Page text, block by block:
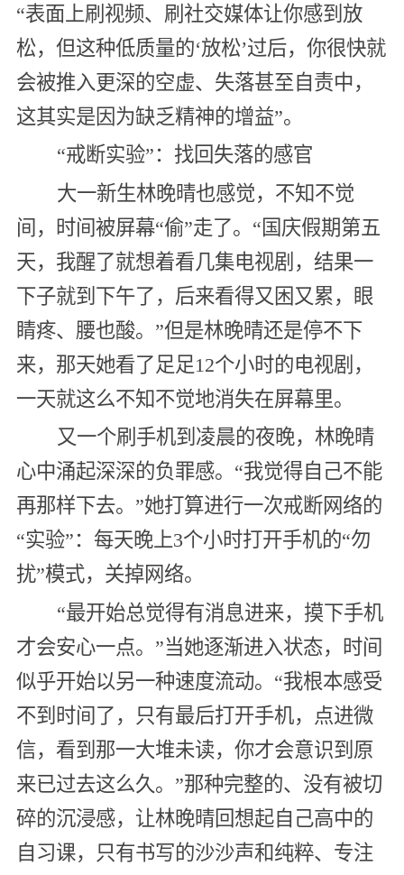
“表面上刷视频、刷社交媒体让你感到放
松，但这种低质量的‘放松’过后，你很快就
会被推入更深的空虚、失落甚至自责中，
这其实是因为缺乏精神的增益”。
“戒断实验”：找回失落的感官
大一新生林晚晴也感觉，不知不觉
间，时间被屏幕“偷”走了。“国庆假期第五
天，我醒了就想着看几集电视剧，结果一
下子就到下午了，后来看得又困又累，眼
睛疼、腰也酸。”但是林晚晴还是停不下
来，那天她看了足足12个小时的电视剧，
一天就这么不知不觉地消失在屏幕里。
又一个刷手机到凌晨的夜晚，林晚晴
心中涌起深深的负罪感。“我觉得自己不能
再那样下去。”她打算进行一次戒断网络的
“实验”：每天晚上3个小时打开手机的“勿
扰”模式，关掉网络。
“最开始总觉得有消息进来，摸下手机
才会安心一点。”当她逐渐进入状态，时间
似乎开始以另一种速度流动。“我根本感受
不到时间了，只有最后打开手机，点进微
信，看到那一大堆未读，你才会意识到原
来已过去这么久。”那种完整的、没有被切
碎的沉浸感，让林晚晴回想起自己高中的
自习课，只有书写的沙沙声和纯粹、专注